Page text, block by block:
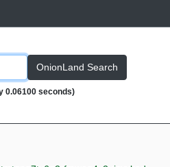
OnionLand Search
0.06100 seconds)